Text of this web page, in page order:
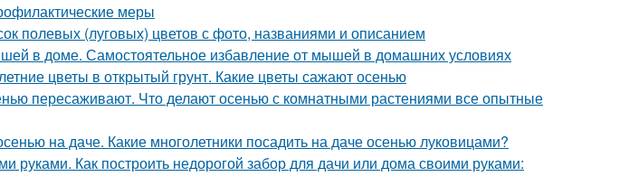
меры
полевых (луговых) цветов с фото, названиями и описанием
в доме. Самостоятельное избавление от мышей в домашних условиях
цветы в открытый грунт. Какие цветы сажают осенью
пересаживают. Что делают осенью с комнатными растениями все опытные
на даче. Какие многолетники посадить на даче осенью луковицами?
руками. Как построить недорогой забор для дачи или дома своими руками: